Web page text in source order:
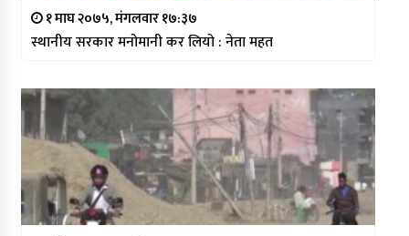
१ माघ २०७५, मंगलवार १७:३७
स्थानीय सरकार मनोमानी कर लियो : नेता महत